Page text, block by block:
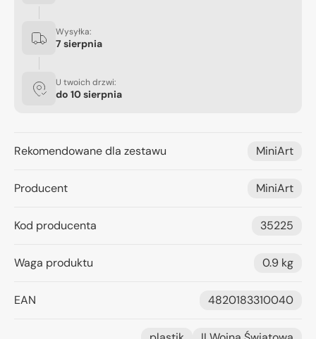
Wysyłka:
7 sierpnia
U twoich drzwi:
do 10 sierpnia
Rekomendowane dla zestawu MiniArt
Producent MiniArt
Kod producenta 35225
Waga produktu 0.9 kg
EAN 4820183310040